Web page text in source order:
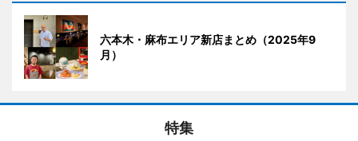
六本木・麻布エリア新店まとめ（2025年9
月）
特集